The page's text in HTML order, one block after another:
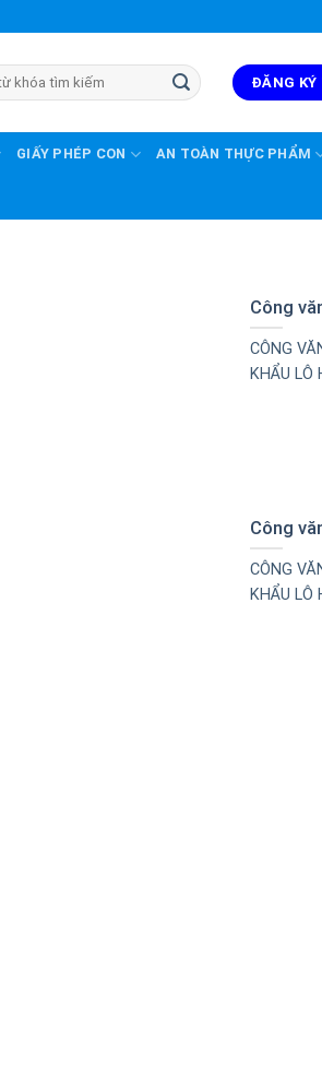
ĐĂNG KÝ
GIẤY PHÉP CON AN TOÀN THỰC PHẨM
Công
CÔNG
KHẨU LÔ
Công
CÔNG
KHẨU LÔ